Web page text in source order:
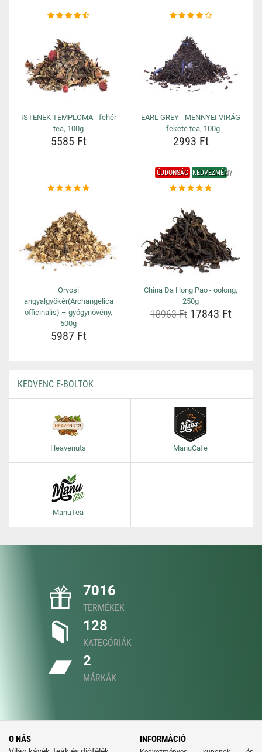
ISTENEK TEMPLOMA - fehér
tea, 100g
5585 Ft
EARL GREY - MENNYEI VIRÁG
- fekete tea, 100g
2993 Ft
Orvosi
angyalgyökér(Archangelica
officinalis) – gyógynövény,
500g
5987 Ft
ÚJDONSÁG KEDVEZMÉNY
China Da Hong Pao - oolong,
250g
18963 Ft17843 Ft
KEDVENC E-BOLTOK
Heavenuts ManuCafe
ManuTea
7016
TERMÉKEK
128
KATEGÓRIÁK
2
MÁRKÁK
O NÁS INFORMÁCIÓ